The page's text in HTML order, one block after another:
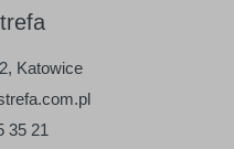
Katowice
35 21